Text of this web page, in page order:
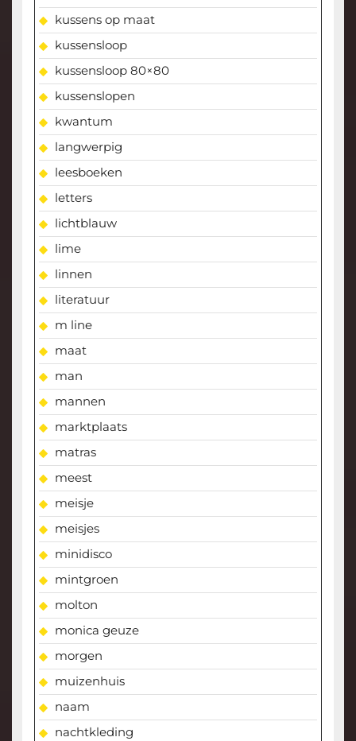
kussens op maat
kussensloop
kussensloop 80×80
kussenslopen
kwantum
langwerpig
leesboeken
letters
lichtblauw
lime
linnen
literatuur
m line
maat
man
mannen
marktplaats
matras
meest
meisje
meisjes
minidisco
mintgroen
molton
monica geuze
morgen
muizenhuis
naam
nachtkleding